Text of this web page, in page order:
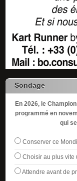
Sondage
En 2026, le
programmé en
qui
Conserver ce
Choisir au plus vite
Attendre avant de